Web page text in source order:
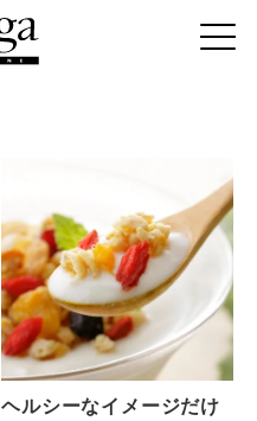
ヘルシーなイメージだけ